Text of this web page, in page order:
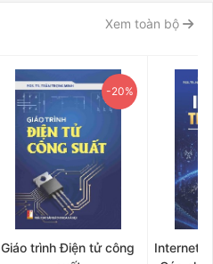
Xem toàn bộ
-20%
Giáo trình Điện tử công
Internet